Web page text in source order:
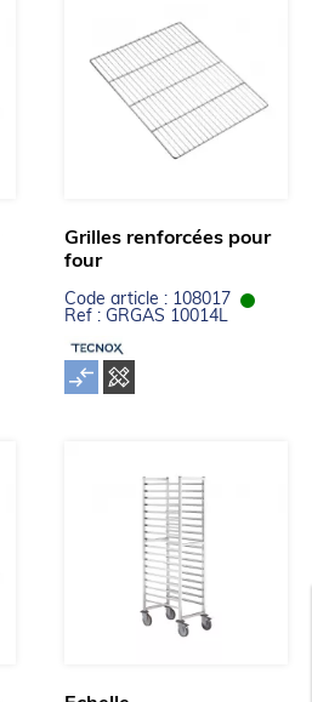
Grilles renforcées pour
four
Code article : 108017
Ref : GRGAS 10014L